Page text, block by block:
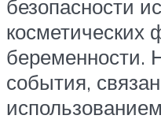
безопасности
косметических
беременности.
события,